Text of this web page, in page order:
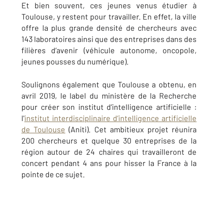
Et bien souvent, ces jeunes venus étudier à
Toulouse, y restent pour travailler. En effet, la ville
offre la plus grande densité de chercheurs avec
143 laboratoires ainsi que des entreprises dans des
filières d’avenir (véhicule autonome, oncopole,
jeunes pousses du numérique).
Soulignons également que Toulouse a obtenu, en
avril 2019, le label du ministère de la Recherche
pour créer son institut d’intelligence artificielle :
l'institut interdisciplinaire d’intelligence artificielle
de Toulouse (Aniti). Cet ambitieux projet réunira
200 chercheurs et quelque 30 entreprises de la
région autour de 24 chaires qui travailleront de
concert pendant 4 ans pour hisser la France à la
pointe de ce sujet.